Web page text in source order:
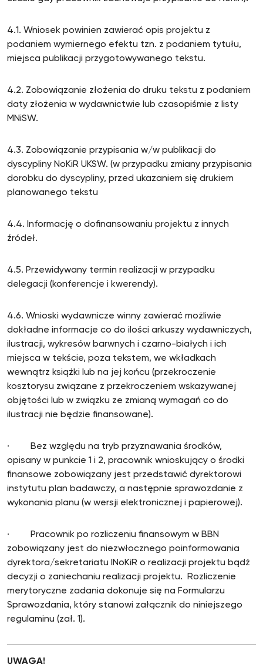
4.1. Wniosek powinien zawierać opis projektu z
podaniem wymiernego efektu tzn. z podaniem tytułu,
miejsca publikacji przygotowywanego tekstu.
4.2. Zobowiązanie złożenia do druku tekstu z podaniem
daty złożenia w wydawnictwie lub czasopiśmie z listy
MNiSW.
4.3. Zobowiązanie przypisania w/w publikacji do
dyscypliny NoKiR UKSW. (w przypadku zmiany przypisania
dorobku do dyscypliny, przed ukazaniem się drukiem
planowanego tekstu
4.4. Informację o dofinansowaniu projektu z innych
źródeł.
4.5. Przewidywany termin realizacji w przypadku
delegacji (konferencje i kwerendy).
4.6. Wnioski wydawnicze winny zawierać możliwie
dokładne informacje co do ilości arkuszy wydawniczych,
ilustracji, wykresów barwnych i czarno-białych i ich
miejsca w tekście, poza tekstem, we wkładkach
wewnątrz książki lub na jej końcu (przekroczenie
kosztorysu związane z przekroczeniem wskazywanej
objętości lub w związku ze zmianą wymagań co do
ilustracji nie będzie finansowane).
· Bez względu na tryb przyznawania środków,
opisany w punkcie 1 i 2, pracownik wnioskujący o środki
finansowe zobowiązany jest przedstawić dyrektorowi
instytutu plan badawczy, a następnie sprawozdanie z
wykonania planu (w wersji elektronicznej i papierowej).
· Pracownik po rozliczeniu finansowym w BBN
zobowiązany jest do niezwłocznego poinformowania
dyrektora/sekretariatu INoKiR o realizacji projektu bądź
decyzji o zaniechaniu realizacji projektu. Rozliczenie
merytoryczne zadania dokonuje się na Formularzu
Sprawozdania, który stanowi załącznik do niniejszego
regulaminu (zał. 1).
UWAGA!